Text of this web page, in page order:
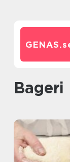
GENAS.
Bageri